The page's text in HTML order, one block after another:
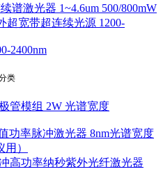
谱激光器 1~4.6um 500/800mW
超宽带超连续光源 1200-
2400nm
类
管模组 2W 光谱宽度
功率脉冲激光器 8nm光谱宽度
）
高功率纳秒紫外光纤激光器